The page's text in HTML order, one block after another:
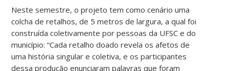
Neste semestre, o projeto tem como cenário uma
colcha de retalhos, de 5 metros de largura, a qual foi
construída coletivamente por pessoas da UFSC e do
município: “Cada retalho doado revela os afetos de
uma história singular e coletiva, e os participantes
dessa produção enunciaram palavras que foram